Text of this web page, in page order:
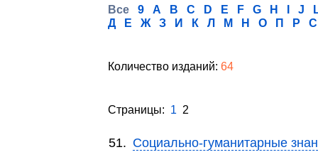
Все 9 A B C D E F G H J
Д
Е Ж З И К Л М Н О П Р С
Количество изданий: 64
Страницы: 1 2
51. Социально-гуманитарные